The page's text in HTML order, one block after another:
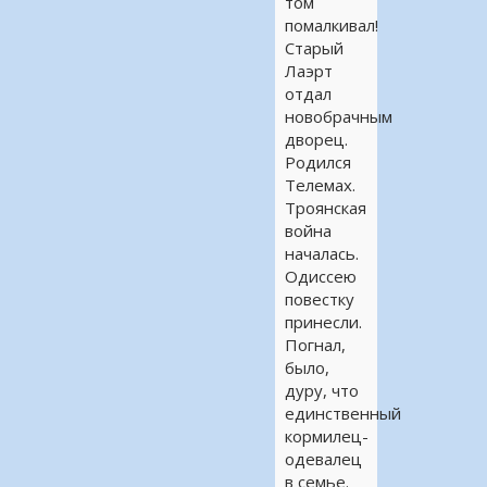
помалкивал!
Старый
Лаэрт
отдал
новобрачным
дворец.
Родился
Телемах.
Троянская
война
началась.
Одиссею
повестку
принесли.
Погнал,
было,
дуру, что
единственный
кормилец-
одевалец
в семье.